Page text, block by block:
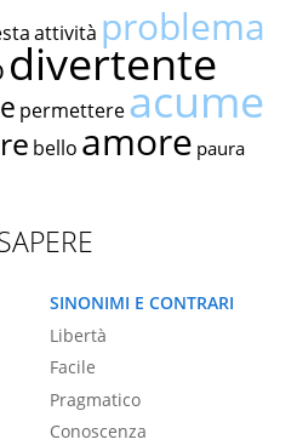
attività problema
divertente
permettereacume
bello amore paura
SINONIMI E CONTRARI
Libertà
Facile
Pragmatico
Conoscenza